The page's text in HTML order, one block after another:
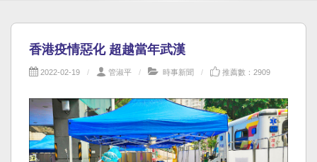
香港疫情惡化 超越當年武漢
2022-02-19 管淑平 時事新聞 推薦數：2909